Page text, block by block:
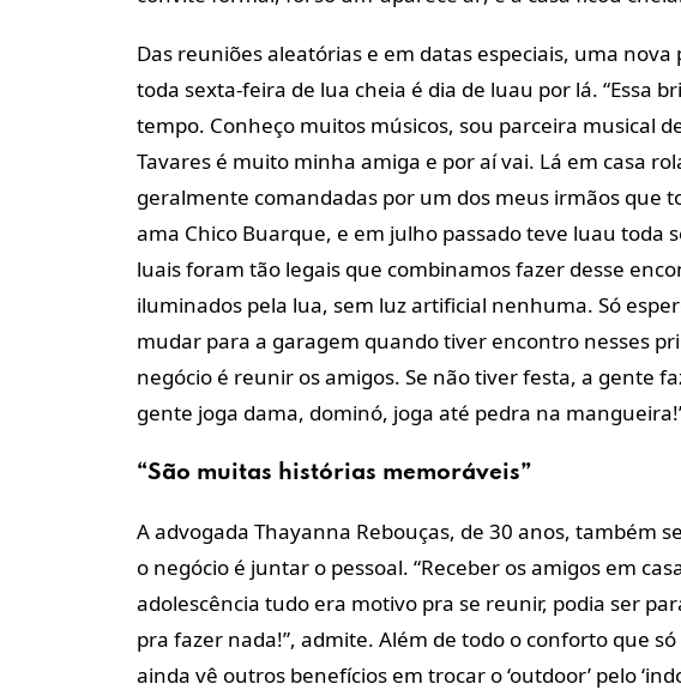
Das reuniões aleatórias e em datas especiais, uma
toda sexta-feira de lua cheia é dia de luau por lá. “Essa
tempo. Conheço muitos músicos, sou parceira musical
Tavares é muito minha amiga e por aí vai. Lá em casa
geralmente comandadas por um dos meus irmãos que
ama Chico Buarque, e em julho passado teve luau toda
luais foram tão legais que combinamos fazer desse
iluminados pela lua, sem luz artificial nenhuma. Só
mudar para a garagem quando tiver encontro nesses
negócio é reunir os amigos. Se não tiver festa, a gente
gente joga dama, dominó, joga até pedra na
“São muitas histórias memoráveis”
A advogada Thayanna Rebouças, de 30 anos, também
o negócio é juntar o pessoal. “Receber os amigos em
adolescência tudo era motivo pra se reunir, podia ser
pra fazer nada!”, admite. Além de todo o conforto que
ainda vê outros benefícios em trocar o ‘outdoor’ pelo